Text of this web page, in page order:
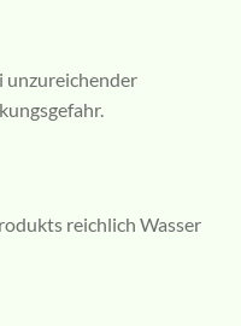
unzureichender
reichlich Wasser